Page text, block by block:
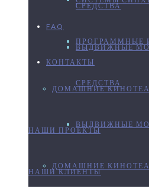
СРЕДСТВА
ВЫДВИЖНЫЕ
ДОМАШНИЕ
НАШИ ПРОЕКТЫ
НАШИ КЛИЕНТЫ
FAQ
КОНТАКТЫ
ПРОГРАММНЫЕ
СРЕДСТВА
ВЫДВИЖНЫЕ
ДОМАШНИЕ